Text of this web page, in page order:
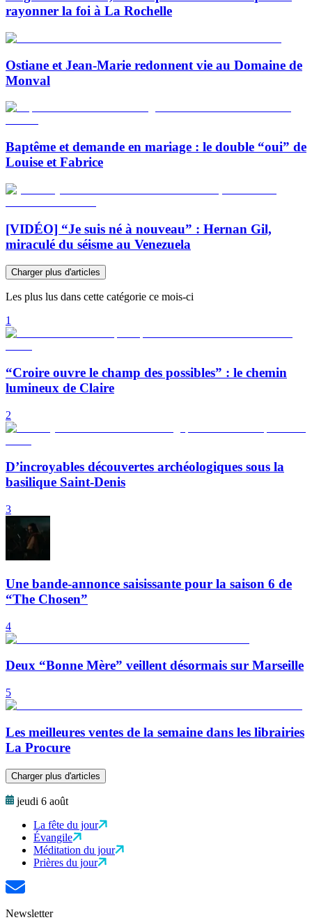
rayonner la foi à La Rochelle
Ostiane et Jean-Marie redonnent vie au Domaine de
Monval
Baptême et demande en mariage : le double “oui” de
Louise et Fabrice
[VIDÉO] “Je suis né à nouveau” : Hernan Gil,
miraculé du séisme au Venezuela
Charger plus d'articles
Les plus lus dans cette catégorie ce mois-ci
1
“Croire ouvre le champ des possibles” : le chemin
lumineux de Claire
2
D’incroyables découvertes archéologiques sous la
basilique Saint-Denis
3
Une bande-annonce saisissante pour la saison 6 de
“The Chosen”
4
Deux “Bonne Mère” veillent désormais sur Marseille
5
Les meilleures ventes de la semaine dans les librairies
La Procure
Charger plus d'articles
jeudi 6 août
La fête du jour
Évangile
Méditation du jour
Prières du jour
Newsletter